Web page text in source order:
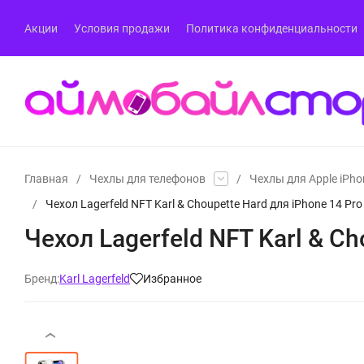
Акции Условия продажи Политика конфиденциальности
Главная / Чехлы для телефонов /
Чехлы для Apple
/
Чехол Lagerfeld NFT Karl & Choupette Hard для iPhone 14
Чехол Lagerfeld NFT Karl &
Бренд:Karl Lagerfeld Избранное
‹